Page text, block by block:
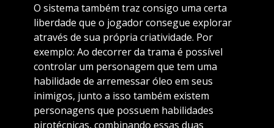
O sistema também traz consigo uma certa
liberdade que o jogador consegue explorar
através de sua própria criatividade. Por
exemplo: Ao decorrer da trama é possível
controlar um personagem que tem uma
habilidade de arremessar óleo em seus
inimigos, junto a isso também existem
personagens que possuem habilidades
pirotécnicas, combinando essas duas